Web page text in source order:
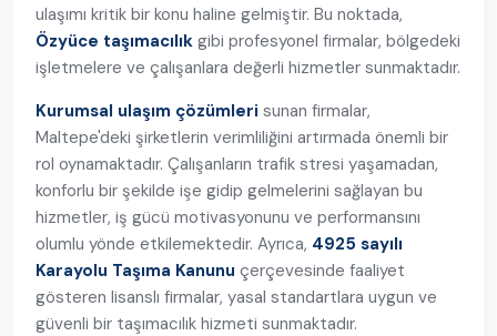
ulaşımı kritik bir konu haline gelmiştir. Bu noktada,
Özyüce taşımacılık gibi profesyonel firmalar, bölgedeki
işletmelere ve çalışanlara değerli hizmetler sunmaktadır.
Kurumsal ulaşım çözümleri sunan firmalar,
Maltepe'deki şirketlerin verimliliğini artırmada önemli bir
rol oynamaktadır. Çalışanların trafik stresi yaşamadan,
konforlu bir şekilde işe gidip gelmelerini sağlayan bu
hizmetler, iş gücü motivasyonunu ve performansını
olumlu yönde etkilemektedir. Ayrıca, 4925 sayılı
Karayolu Taşıma Kanunu çerçevesinde faaliyet
gösteren lisanslı firmalar, yasal standartlara uygun ve
güvenli bir taşımacılık hizmeti sunmaktadır.